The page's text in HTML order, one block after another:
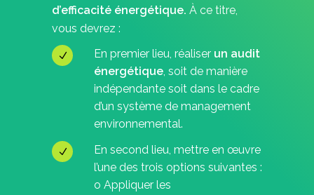
d’efficacité énergétique. À ce titre,
vous devrez :
En premier lieu, réaliser un audit
énergétique, soit de manière
indépendante soit dans le cadre
d’un système de management
environnemental.
En second lieu, mettre en œuvre
l’une des trois options suivantes :
o Appliquer les